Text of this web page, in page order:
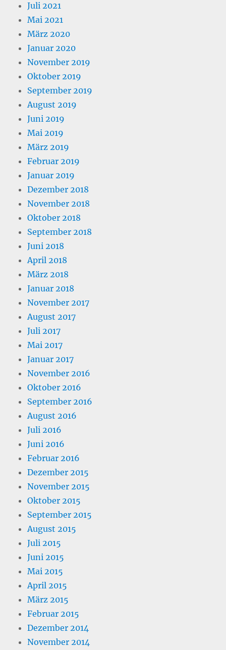
Juli 2021
Mai 2021
März 2020
Januar 2020
November 2019
Oktober 2019
September 2019
August 2019
Juni 2019
Mai 2019
März 2019
Februar 2019
Januar 2019
Dezember 2018
November 2018
Oktober 2018
September 2018
Juni 2018
April 2018
März 2018
Januar 2018
November 2017
August 2017
Juli 2017
Mai 2017
Januar 2017
November 2016
Oktober 2016
September 2016
August 2016
Juli 2016
Juni 2016
Februar 2016
Dezember 2015
November 2015
Oktober 2015
September 2015
August 2015
Juli 2015
Juni 2015
Mai 2015
April 2015
März 2015
Februar 2015
Dezember 2014
November 2014